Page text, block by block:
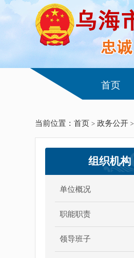
首页
当前位置： 首页 > 政务公开 >
组织机构
单位概况
职能职责
领导班子